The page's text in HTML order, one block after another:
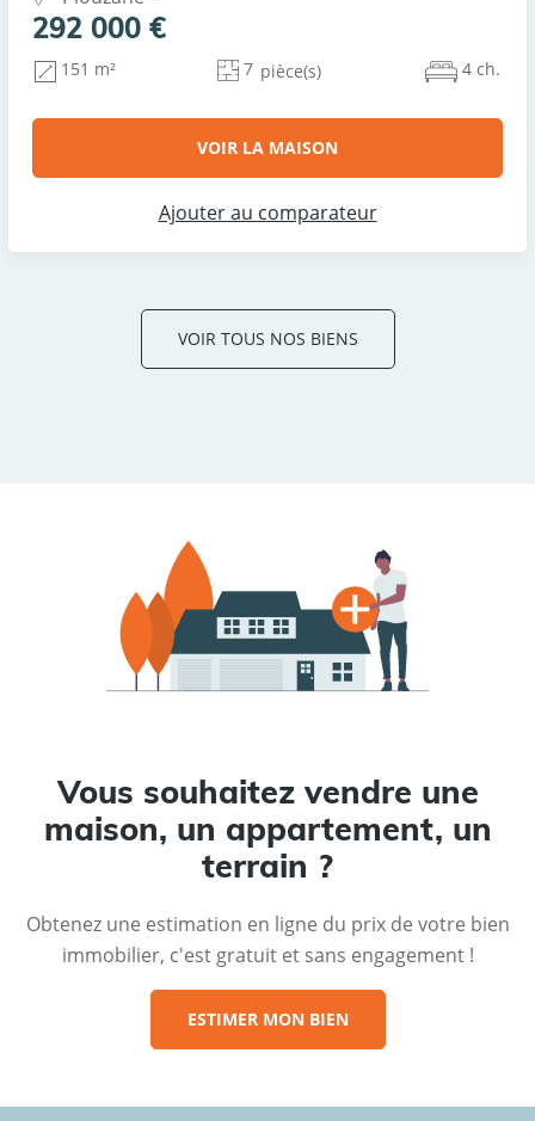
292 000 €
151 m² 7 pièce(s) 4 ch.
VOIR LA MAISON
Ajouter au comparateur
VOIR TOUS NOS BIENS
Vous souhaitez vendre une
maison, un appartement, un
terrain ?
Obtenez une estimation en ligne du prix de votre bien
immobilier, c'est gratuit et sans engagement !
ESTIMER MON BIEN